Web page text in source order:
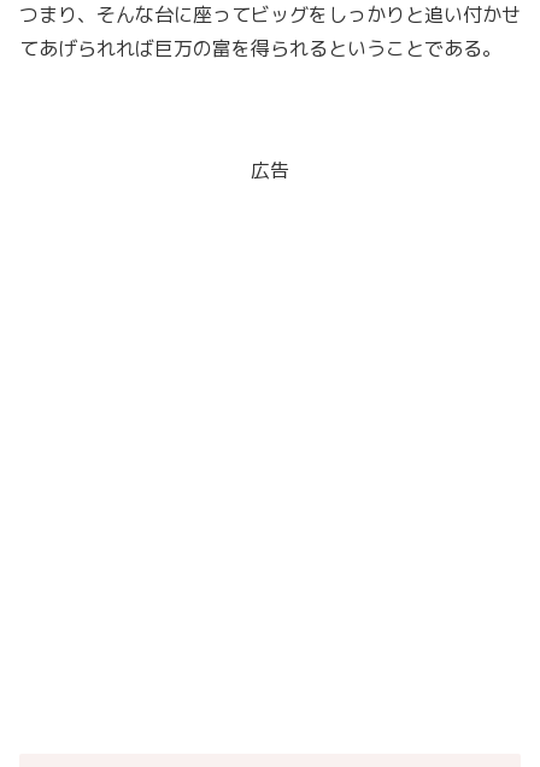
つまり、そんな台に座ってビッグをしっかりと追い付かせ
てあげられれば巨万の富を得られるということである。
広告